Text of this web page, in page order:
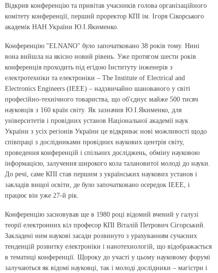
Відкрив конференцію та привітав учасників голова організаційного
комітету конференції, перший проректор КПІ ім. Ігоря Сікорського
академік НАН України Ю.І.Якименко.
Конференцію "ELNANO" було започатковано 38 років тому. Нині
вона вийшла на якісно новий рівень. Уже протягом шести років
конференція проходить під егідою Інституту інженерів з
електротехніки та електроніки – The Institute of Electrical and
Electronics Engineers (IEEE) – надзвичайно шанованого у світі
професійно-технічного товариства, що об'єднує майже 500 тисяч
науковців з 160 країн світу. Як зазначив Ю.І.Якименко, для
університетів і провідних установ Національної академії наук
України з усіх регіонів України це відкриває нові можливості щодо
співпраці з дослідниками провідних наукових центрів світу,
проведення конференцій і спільних досліджень, обміну науковою
інформацією, залучення широкого кола талановитої молоді до науки.
До речі, саме КПІ став першим з українських наукових установ і
закладів вищої освіти, де було започатковано осередок ІЕЕЕ, і
працює він уже 27-й рік.
Конференцію засновував ще в 1980 році відомий вчений у галузі
теорії електронних кіл професор КПІ Віталій Петрович Сігорський.
Закладені ним наукові засади розвинуто з урахуванням сучасних
тенденцій розвитку електроніки і нанотехнологій, що відображається
в тематиці конференції. Щороку до участі у цьому науковому форумі
залучаються як відомі науковці, так і молоді дослідники – магістри і